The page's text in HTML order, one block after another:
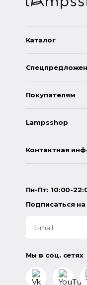
Каталог
Покупателям
Lampsshop
Контактная
Пн-Пт: 10:00-
Подписаться
Мы в соц. сетях